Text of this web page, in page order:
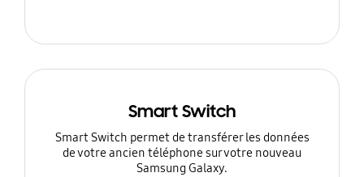
Smart Switch
Smart Switch permet de transférer les données
de votre ancien téléphone sur votre nouveau
Samsung Galaxy.